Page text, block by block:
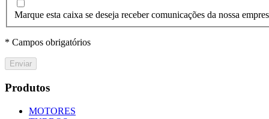
Marque esta caixa se deseja receber comunicações da nossa
* Campos obrigatórios
Enviar
Produtos
MOTORES